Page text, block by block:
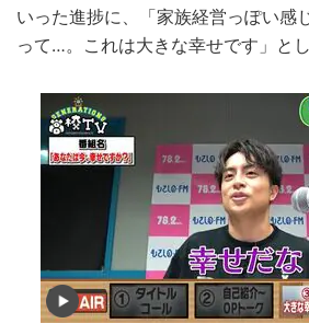
いった進捗に、「家族経営っぽい感
って…。これは大きな幸せです」とし